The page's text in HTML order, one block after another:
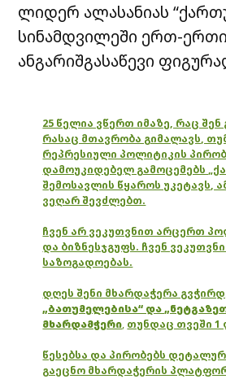
ლიდერ ალასანიას
სინამდვილეში ერთ-
ანგარიშგასაწევი
25 წელია ვწერთ იმაზე, რაც შენ
რასაც მთავრობა გიმალავს,
რეპრესიული პოლიტიკის
დამოუკიდებელ გამოცემებს
შემოსავლის წყაროს უკეტავს,
ვეღარ შევძლებთ.
ჩვენ არ ვეკუთვნით არცერთ
და ბიზნესჯგუფს. ჩვენ
საზოგადოებას.
დღეს შენი მხარდაჭერა
„ბათუმელებისა“ და
მხარდამჭერი, თუნდაც თვეში
წესებსა და პირობებს
გაეცნო მხარდაჭერის